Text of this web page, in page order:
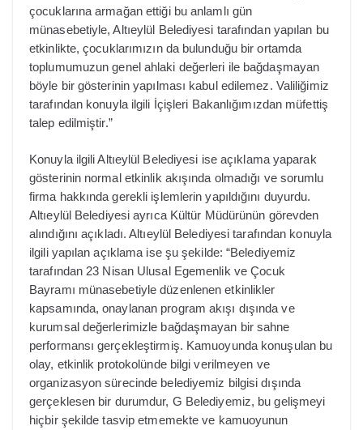
çocuklarına armağan ettiği bu anlamlı gün
münasebetiyle, Altıeylül Belediyesi tarafından yapılan bu
etkinlikte, çocuklarımızın da bulunduğu bir ortamda
toplumumuzun genel ahlaki değerleri ile bağdaşmayan
böyle bir gösterinin yapılması kabul edilemez. Valiliğimiz
tarafından konuyla ilgili İçişleri Bakanlığımızdan müfettiş
talep edilmiştir.”
Konuyla ilgili Altıeylül Belediyesi ise açıklama yaparak
gösterinin normal etkinlik akışında olmadığı ve sorumlu
firma hakkında gerekli işlemlerin yapıldığını duyurdu.
Altıeylül Belediyesi ayrıca Kültür Müdürünün görevden
alındığını açıkladı. Altıeylül Belediyesi tarafından konuyla
ilgili yapılan açıklama ise şu şekilde: “Belediyemiz
tarafından 23 Nisan Ulusal Egemenlik ve Çocuk
Bayramı münasebetiyle düzenlenen etkinlikler
kapsamında, onaylanan program akışı dışında ve
kurumsal değerlerimizle bağdaşmayan bir sahne
performansı gerçekleştirmiş. Kamuoyunda konuşulan bu
olay, etkinlik protokolünde bilgi verilmeyen ve
organizasyon sürecinde belediyemiz bilgisi dışında
gerçeklesen bir durumdur, G Belediyemiz, bu gelişmeyi
hiçbir şekilde tasvip etmemekte ve kamuoyunun